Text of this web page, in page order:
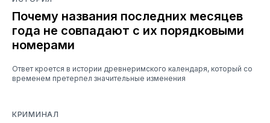
Почему названия последних месяцев
года не совпадают с их порядковыми
номерами
Ответ кроется в истории древнеримского календаря, который со
временем претерпел значительные изменения
КРИМИНАЛ